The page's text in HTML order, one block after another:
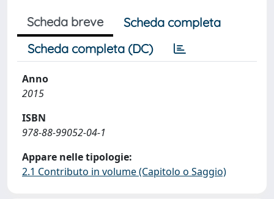
Scheda breve
Scheda completa
Scheda completa (DC)
Anno
2015
ISBN
978-88-99052-04-1
Appare nelle tipologie:
2.1 Contributo in volume (Capitolo o Saggio)